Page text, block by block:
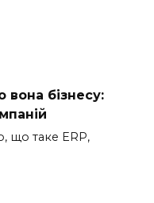
вона бізнесу:
що таке ERP,